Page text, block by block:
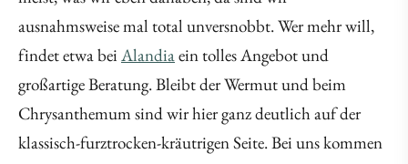
ausnahmsweise mal total unversnobbt. Wer mehr will,
findet etwa bei Alandiaein tolles Angebot und
großartige Beratung. Bleibt der Wermut und beim
Chrysanthemum sind wir hier ganz deutlich auf der
klassisch-furztrocken-kräutrigen Seite. Bei uns kommen